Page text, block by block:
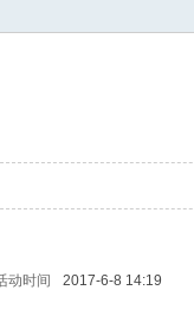
动时间 2017-6-8 14:19